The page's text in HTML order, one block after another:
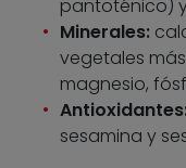
pantoténico)
Minerales:
vegetales
magnesio,
sesamina y